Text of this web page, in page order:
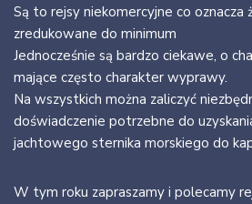
Są to rejsy niekomercyjne co oznacza
zredukowane do minimum
Jednocześnie są bardzo ciekawe, o
mające często charakter wyprawy.
Na wszystkich można zaliczyć
doświadczenie potrzebne do
jachtowego sternika morskiego do
W tym roku zapraszamy i polecamy